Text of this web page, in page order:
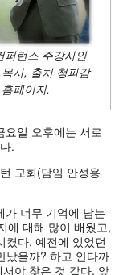
퍼런스 주강사인
사, 출처 청파감
페이지.
일 오후에는 서로
.
교회(담임 안성용
가 너무 기억에 남는
에 대해 많이 배웠고,
켰다. 예전에 있었던
났을까? 하고 안타까
야 찾은 것 같다. 앞